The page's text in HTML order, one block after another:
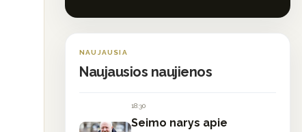
NAUJAUSIA
Naujausios naujienos
18:30
Seimo narys apie